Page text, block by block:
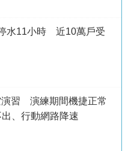
水11小時 近10萬戶受
演習 演練期間機捷正常
、行動網路降速